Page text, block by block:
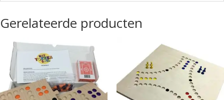
Gerelateerde producten